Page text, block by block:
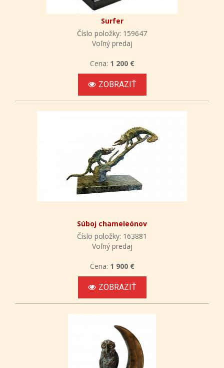
Surfer
Číslo položky: 159647
Voľný predaj
Cena: 1 200 €
ZOBRAZIŤ
Súboj chameleónov
Číslo položky: 163881
Voľný predaj
Cena: 1 900 €
ZOBRAZIŤ